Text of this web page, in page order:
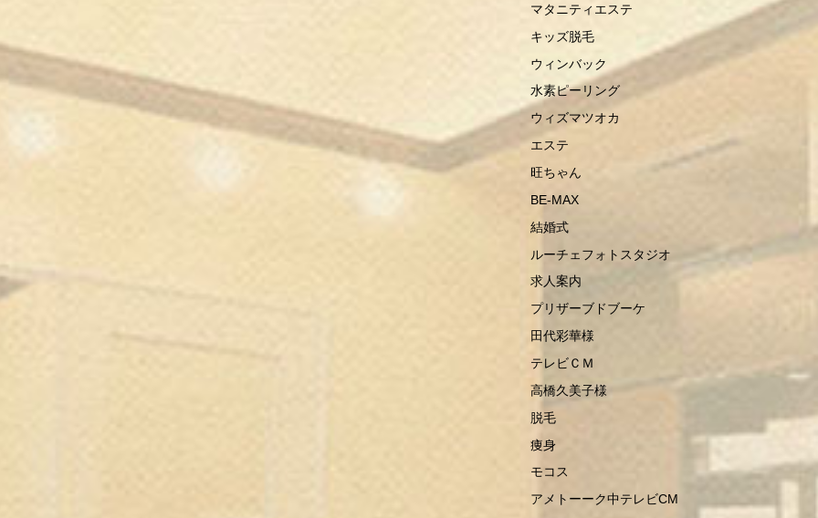
マタニティエステ
キッズ脱毛
ウィンバック
水素ピーリング
ウィズマツオカ
エステ
旺ちゃん
BE-MAX
結婚式
ルーチェフォトスタジオ
求人案内
プリザーブドブーケ
田代彩華様
テレビＣＭ
高橋久美子様
脱毛
痩身
モコス
アメトーーク中テレビCM